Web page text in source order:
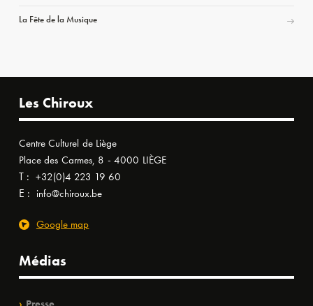
La Fête de la Musique
Les Chiroux
Centre Culturel de Liège
Place des Carmes, 8 - 4000 LIÈGE
T : +32(0)4 223 19 60
E : info@chiroux.be
Google map
Médias